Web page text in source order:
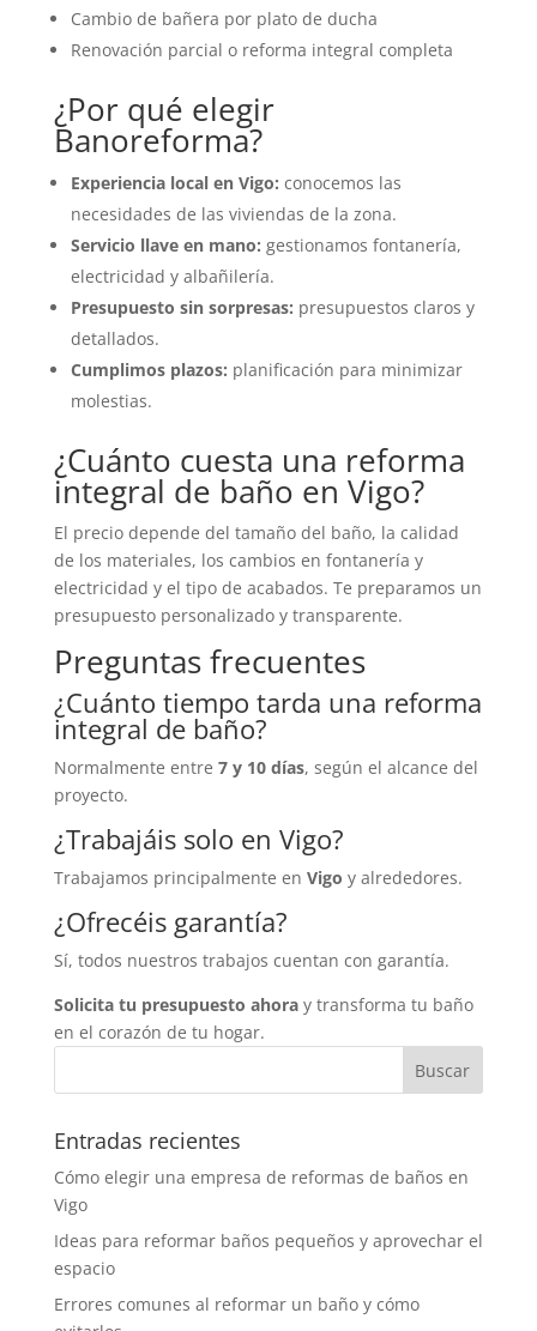
Cambio de bañera por plato de ducha
Renovación parcial o reforma integral completa
¿Por qué elegir
Banoreforma?
Experiencia local en Vigo: conocemos las
necesidades de las viviendas de la zona.
Servicio llave en mano: gestionamos fontanería,
electricidad y albañilería.
Presupuesto sin sorpresas: presupuestos claros y
detallados.
Cumplimos plazos: planificación para minimizar
molestias.
¿Cuánto cuesta una reforma
integral de baño en Vigo?
El precio depende del tamaño del baño, la calidad
de los materiales, los cambios en fontanería y
electricidad y el tipo de acabados. Te preparamos un
presupuesto personalizado y transparente.
Preguntas frecuentes
¿Cuánto tiempo tarda una reforma
integral de baño?
Normalmente entre 7 y 10 días, según el alcance del
proyecto.
¿Trabajáis solo en Vigo?
Trabajamos principalmente en Vigo y alrededores.
¿Ofrecéis garantía?
Sí, todos nuestros trabajos cuentan con garantía.
Solicita tu presupuesto ahoray transforma tu baño
en el corazón de tu hogar.
Entradas recientes
Cómo elegir una empresa de reformas de baños en
Vigo
Ideas para reformar baños pequeños y aprovechar el
espacio
Errores comunes al reformar un baño y cómo